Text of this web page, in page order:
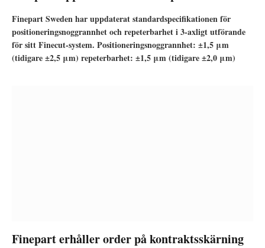
Finepart Sweden har uppdaterat standardspecifikationen för
positioneringsnoggrannhet och repeterbarhet i 3-axligt utförande
för sitt Finecut-system. Positioneringsnoggrannhet: ±1,5 μm
(tidigare ±2,5 μm) repeterbarhet: ±1,5 μm (tidigare ±2,0 μm)
Finepart erhåller order på kontraktsskärning